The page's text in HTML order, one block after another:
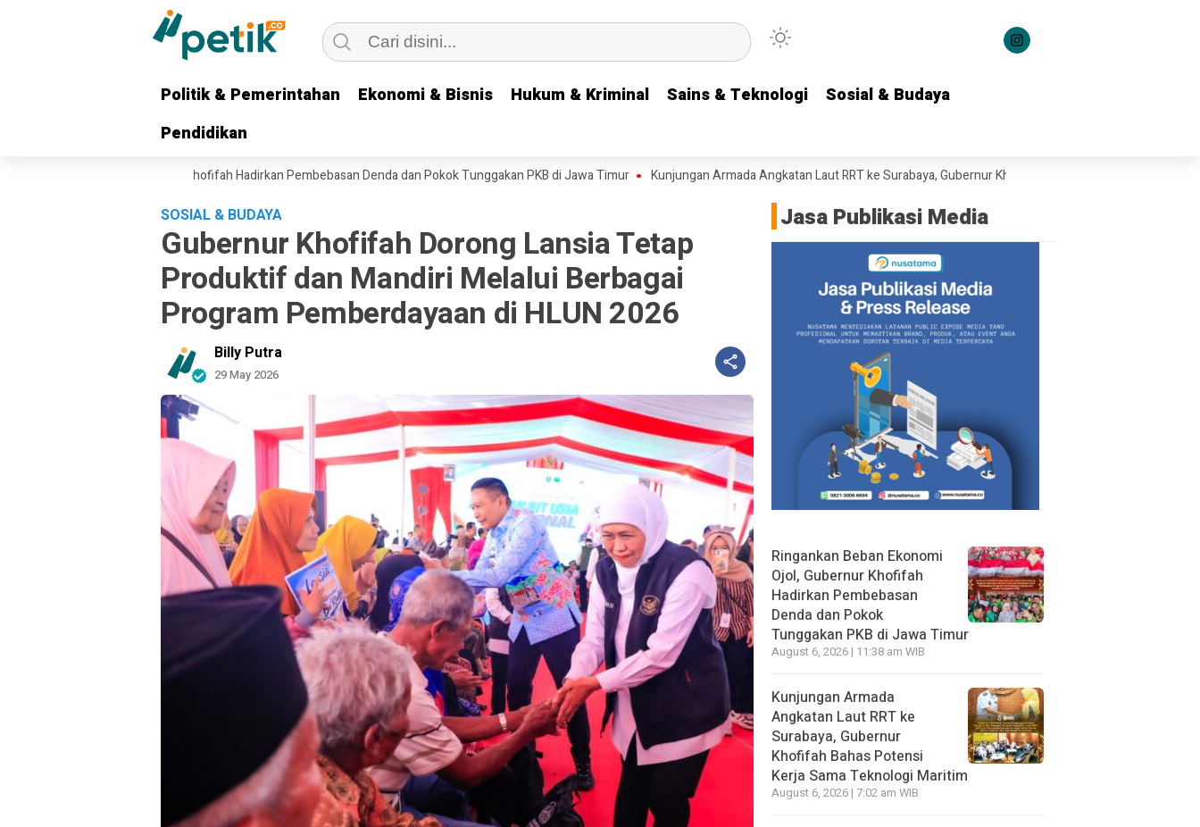
Politik & Pemerintahan Ekonomi & Bisnis Hukum & Kriminal Sains & Teknologi
Sosial & Budaya
Pendidikan
Politik & Pemerintahan Ekonomi & Bisnis Hukum & Kriminal Sains & Teknologi
Sosial & Budaya
Pendidikan
Ojol, Gubernur Khofifah Hadirkan Pembebasan Denda dan Pokok Tunggakan PKB di Jawa Timur Kunjungan Armada Angkatan Laut RRT ke Surabaya, Gubernur Khofifah Bahas Potensi Kerja Sama Teknologi
SOSIAL & BUDAYA
Gubernur Khofifah Dorong Lansia Tetap
Produktif dan Mandiri Melalui Berbagai
Program Pemberdayaan di HLUN 2026
Billy Putra
29 May 2026
Jasa Publikasi Media
Ringankan Beban Ekonomi
Ojol, Gubernur Khofifah
Hadirkan Pembebasan
Denda dan Pokok
Tunggakan PKB di Jawa Timur
August 6, 2026 | 11:38 am WIB
Kunjungan Armada
Angkatan Laut RRT ke
Surabaya, Gubernur
Khofifah Bahas Potensi
Kerja Sama Teknologi Maritim
August 6, 2026 | 7:02 am WIB